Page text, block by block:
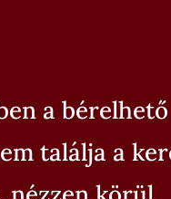
a bérelhető
találja a